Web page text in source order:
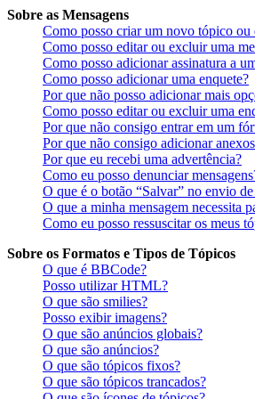
Sobre as Mensagens
Como posso criar um novo tópico ou
Como posso editar ou excluir uma
Como posso adicionar assinatura a
Como posso adicionar uma enquete?
Por que não posso adicionar mais
Como posso editar ou excluir uma
Por que não consigo entrar em um
Por que não consigo adicionar
Por que eu recebi uma advertência?
Como eu posso denunciar
O que é o botão “Salvar” no envio
O que a minha mensagem necessita
Como eu posso ressuscitar os meus
Sobre os Formatos e Tipos de Tópicos
O que é BBCode?
Posso utilizar HTML?
O que são smilies?
Posso exibir imagens?
O que são anúncios globais?
O que são anúncios?
O que são tópicos fixos?
O que são tópicos trancados?